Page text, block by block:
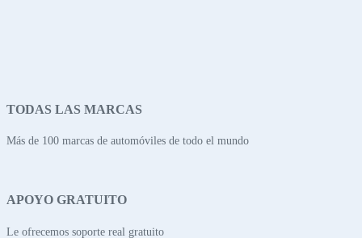
TODAS LAS MARCAS
Más de 100 marcas de automóviles de todo el mundo
APOYO GRATUITO
Le ofrecemos soporte real gratuito